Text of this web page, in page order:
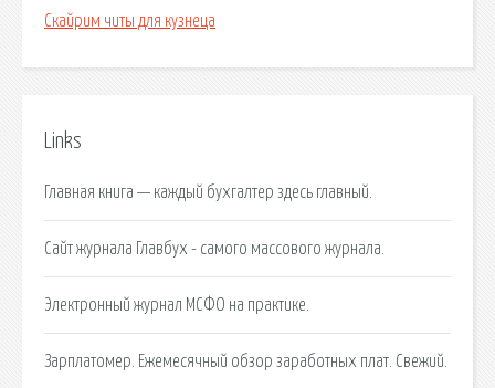
Скайрим читы для кузнеца
Links
Главная книга — каждый бухгалтер здесь главный.
Сайт журнала Главбух - самого массового журнала.
Электронный журнал МСФО на практике.
Зарплатомер. Ежемесячный обзор заработных плат. Свежий.